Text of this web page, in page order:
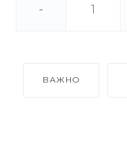
-
ВАЖНО